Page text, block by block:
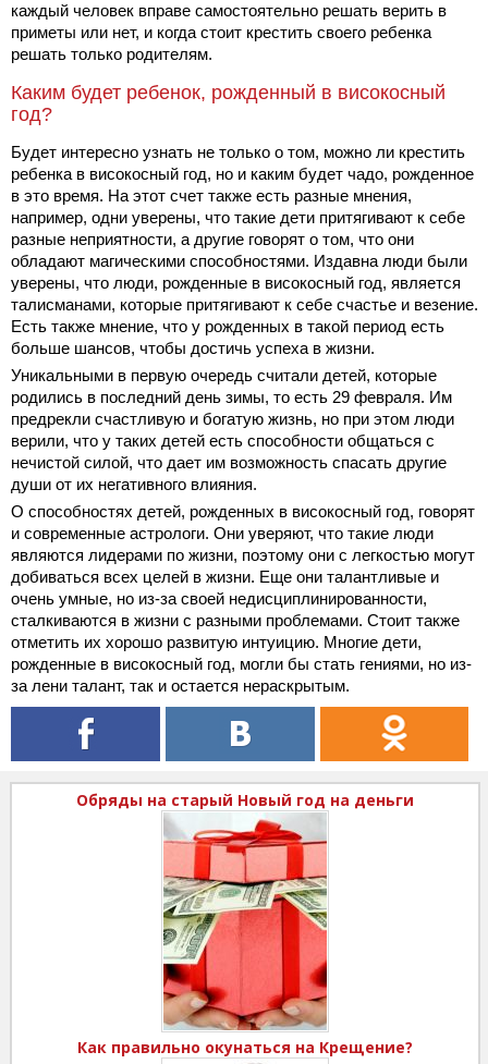
каждый человек вправе самостоятельно решать верить в
приметы или нет, и когда стоит крестить своего ребенка
решать только родителям.
Каким будет ребенок, рожденный в високосный
год?
Будет интересно узнать не только о том, можно ли крестить
ребенка в високосный год, но и каким будет чадо, рожденное
в это время. На этот счет также есть разные мнения,
например, одни уверены, что такие дети притягивают к себе
разные неприятности, а другие говорят о том, что они
обладают магическими способностями. Издавна люди были
уверены, что люди, рожденные в високосный год, является
талисманами, которые притягивают к себе счастье и везение.
Есть также мнение, что у рожденных в такой период есть
больше шансов, чтобы достичь успеха в жизни.
Уникальными в первую очередь считали детей, которые
родились в последний день зимы, то есть 29 февраля. Им
предрекли счастливую и богатую жизнь, но при этом люди
верили, что у таких детей есть способности общаться с
нечистой силой, что дает им возможность спасать другие
души от их негативного влияния.
О способностях детей, рожденных в високосный год, говорят
и современные астрологи. Они уверяют, что такие люди
являются лидерами по жизни, поэтому они с легкостью могут
добиваться всех целей в жизни. Еще они талантливые и
очень умные, но из-за своей недисциплинированности,
сталкиваются в жизни с разными проблемами. Стоит также
отметить их хорошо развитую интуицию. Многие дети,
рожденные в високосный год, могли бы стать гениями, но из-
за лени талант, так и остается нераскрытым.
Обряды на старый Новый год на деньги
Как правильно окунаться на Крещение?